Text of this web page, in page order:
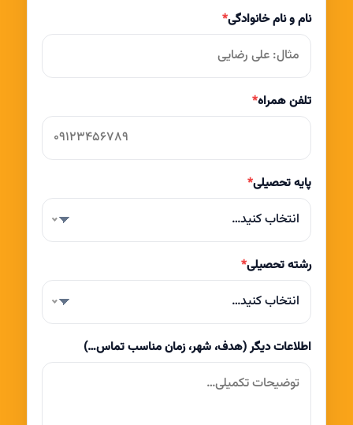
نام و نام خانوادگی*
تلفن همراه*
پایه تحصیلی*
انتخاب کنید…
رشته تحصیلی*
انتخاب کنید…
اطلاعات دیگر (هدف، شهر، زمان مناسب تماس…)